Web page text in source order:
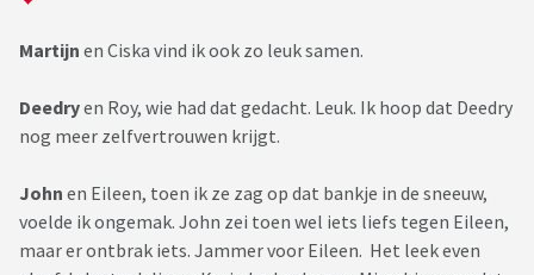
Martijn en Ciska vind ik ook zo leuk samen.
Deedryen Roy, wie had dat gedacht. Leuk. Ik hoop dat Deedry
nog meer zelfvertrouwen krijgt.
John en Eileen, toen ik ze zag op dat bankje in de sneeuw,
voelde ik ongemak. John zei toen wel iets liefs tegen Eileen,
maar er ontbrak iets. Jammer voor Eileen. Het leek even